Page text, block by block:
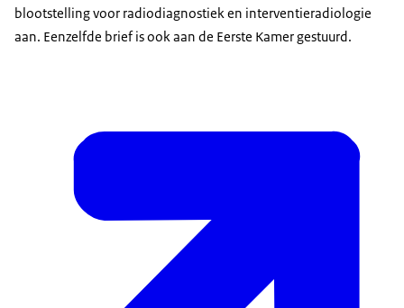
blootstelling voor radiodiagnostiek en interventieradiologie
aan. Eenzelfde brief is ook aan de Eerste Kamer gestuurd.